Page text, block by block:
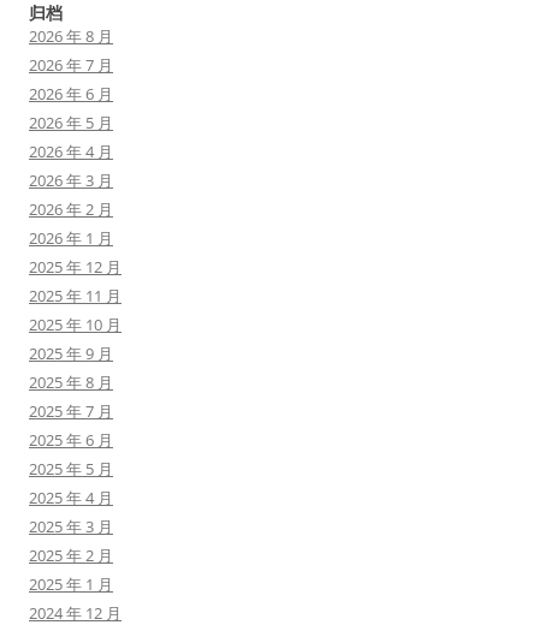
归档
2026 年 8 月
2026 年 7 月
2026 年 6 月
2026 年 5 月
2026 年 4 月
2026 年 3 月
2026 年 2 月
2026 年 1 月
2025 年 12 月
2025 年 11 月
2025 年 10 月
2025 年 9 月
2025 年 8 月
2025 年 7 月
2025 年 6 月
2025 年 5 月
2025 年 4 月
2025 年 3 月
2025 年 2 月
2025 年 1 月
2024 年 12 月